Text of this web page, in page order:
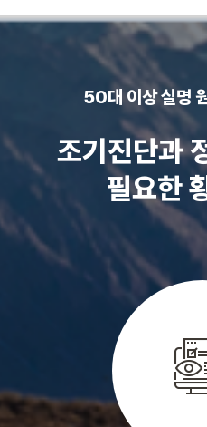
50대 이상 실명
조기진단과
필요한